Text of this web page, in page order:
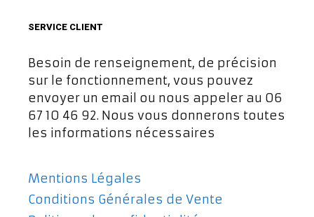
SERVICE CLIENT
Besoin de renseignement, de précision
sur le fonctionnement, vous pouvez
envoyer un email ou nous appeler au 06
67 10 46 92. Nous vous donnerons toutes
les informations nécessaires
Mentions Légales
Conditions Générales de Vente